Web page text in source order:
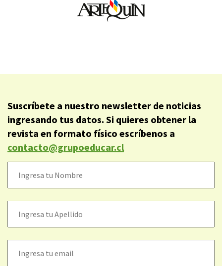
Suscríbete a nuestro newsletter de noticias
ingresando tus datos. Si quieres obtener la
revista en formato físico escríbenos a
contacto@grupoeducar.cl